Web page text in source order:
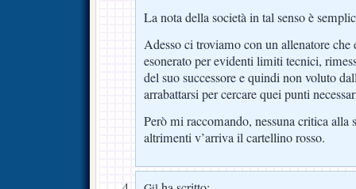
La nota della società in tal senso è
Adesso ci troviamo con un allenatore che
esonerato per evidenti limiti tecnici,
del suo successore e quindi non voluto
arrabattarsi per cercare quei punti
Però mi raccomando, nessuna critica
altrimenti v’arriva il cartellino rosso.